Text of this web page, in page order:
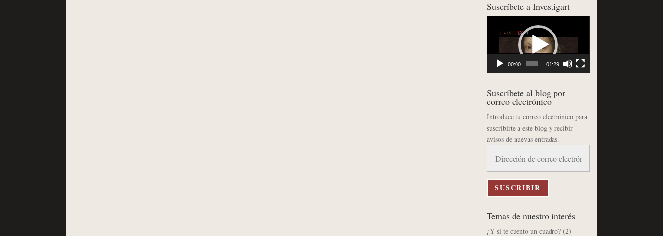
Suscríbete a Investigart
00:00 01:29
Suscríbete al blog por
correo electrónico
Introduce tu correo electrónico para
suscribirte a este blog y recibir
avisos de nuevas entradas.
correo
electrónico
SUSCRIBIR
Temas de nuestro interés
¿Y si te cuento un cuadro? (2)